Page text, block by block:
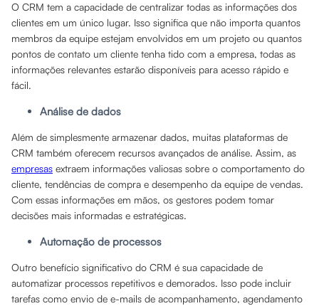
O CRM tem a capacidade de centralizar todas as informações dos
clientes em um único lugar. Isso significa que não importa quantos
membros da equipe estejam envolvidos em um projeto ou quantos
pontos de contato um cliente tenha tido com a empresa, todas as
informações relevantes estarão disponíveis para acesso rápido e
fácil.
Análise de dados
Além de simplesmente armazenar dados, muitas plataformas de
CRM também oferecem recursos avançados de análise. Assim, as
empresas extraem informações valiosas sobre o comportamento do
cliente, tendências de compra e desempenho da equipe de vendas.
Com essas informações em mãos, os gestores podem tomar
decisões mais informadas e estratégicas.
Automação de processos
Outro benefício significativo do CRM é sua capacidade de
automatizar processos repetitivos e demorados. Isso pode incluir
tarefas como envio de e-mails de acompanhamento, agendamento